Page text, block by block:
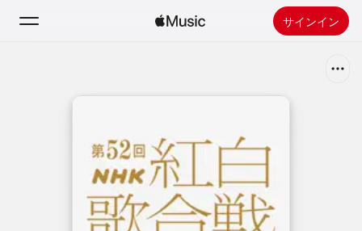
サインイン
新着おすすめ
Apple Musicをインストール